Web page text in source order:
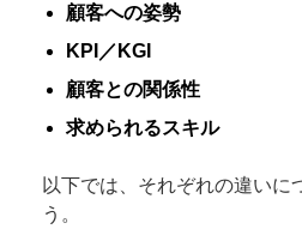
顧客への姿勢
KPI／KGI
顧客との関係性
求められるスキル
以下では、それぞれの違いに
う。